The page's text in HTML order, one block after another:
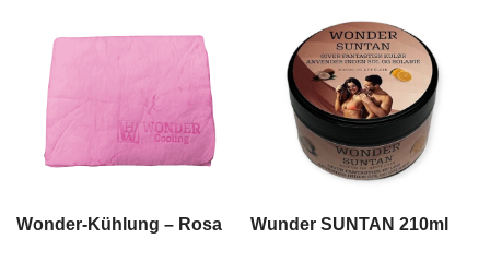
Wonder-Kühlung – Rosa Wunder SUNTAN 210ml